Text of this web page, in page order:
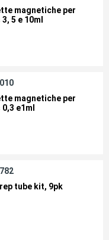
magnetiche per
5 e 10ml
magnetiche per
e1ml
tube kit, 9pk